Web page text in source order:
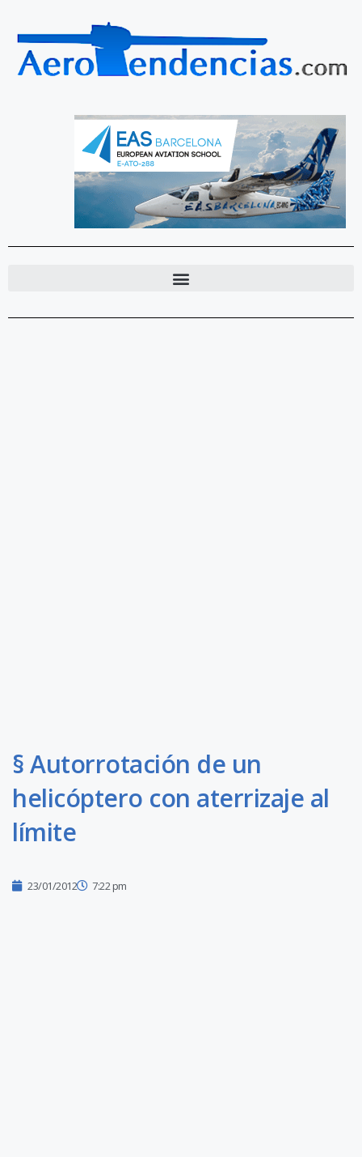
§ Autorrotación de un
helicóptero con aterrizaje al
límite
23/01/2012 7:22 pm